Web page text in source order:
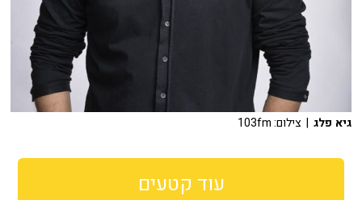
גיא פלג | צילום: 103fm
עוד קטעים